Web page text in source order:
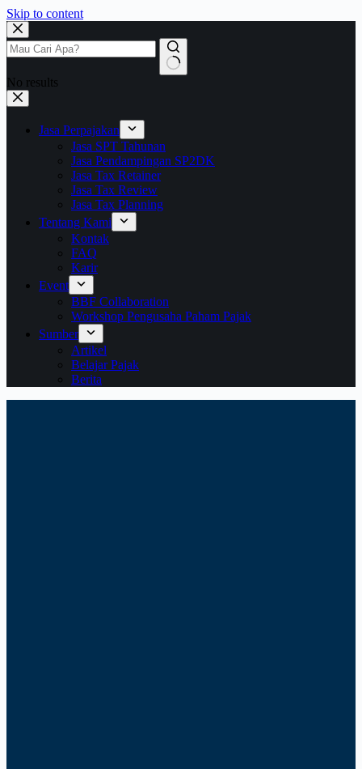
Skip to content
No results
Jasa Perpajakan
Jasa SPT Tahunan
Jasa Pendampingan SP2DK
Jasa Tax Retainer
Jasa Tax Review
Jasa Tax Planning
Tentang Kami
Kontak
FAQ
Karir
Event
BBF Collaboration
Workshop Pengusaha Paham Pajak
Sumber
Artikel
Belajar Pajak
Berita